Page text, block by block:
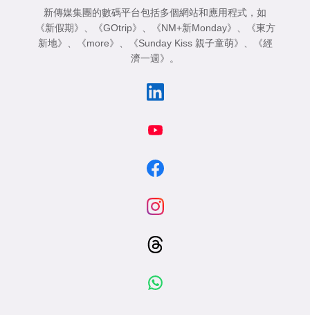
新傳媒集團的數碼平台包括多個網站和應用程式，如
《新假期》
《GOtrip》 《NM+新Monday》
《東方
新地》
《more》 《Sunday Kiss 親子童萌》
《經
濟一週》
。